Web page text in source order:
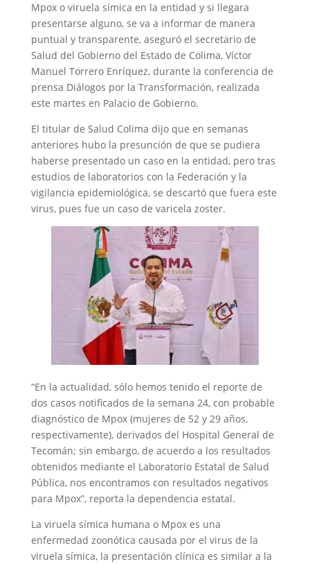
Mpox o viruela símica en la entidad y si llegara
presentarse alguno, se va a informar de manera
puntual y transparente, aseguró el secretario de
Salud del Gobierno del Estado de Colima, Víctor
Manuel Torrero Enríquez, durante la conferencia de
prensa Diálogos por la Transformación, realizada
este martes en Palacio de Gobierno.
El titular de Salud Colima dijo que en semanas
anteriores hubo la presunción de que se pudiera
haberse presentado un caso en la entidad, pero tras
estudios de laboratorios con la Federación y la
vigilancia epidemiológica, se descartó que fuera este
virus, pues fue un caso de varicela zoster.
“En la actualidad, sólo hemos tenido el reporte de
dos casos notificados de la semana 24, con probable
diagnóstico de Mpox (mujeres de 52 y 29 años,
respectivamente), derivados del Hospital General de
Tecomán; sin embargo, de acuerdo a los resultados
obtenidos mediante el Laboratorio Estatal de Salud
Pública, nos encontramos con resultados negativos
para Mpox”, reporta la dependencia estatal.
La viruela símica humana o Mpox es una
enfermedad zoonótica causada por el virus de la
viruela símica, la presentación clínica es similar a la